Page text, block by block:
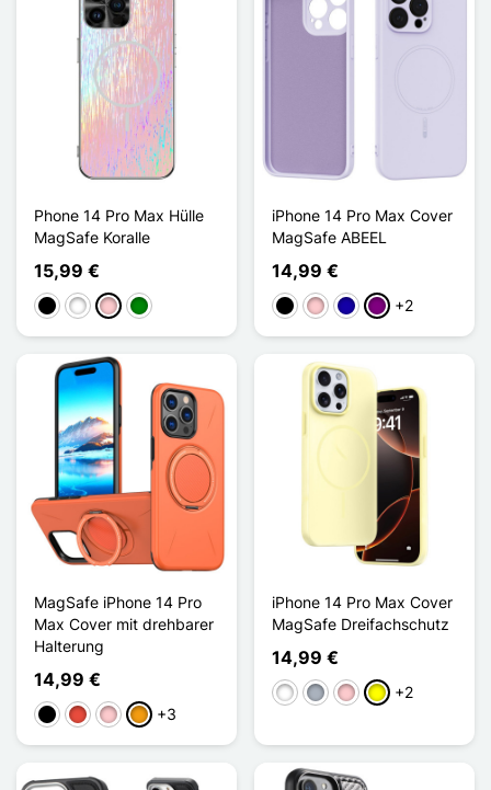
Phone 14 Pro Max Hülle
MagSafe Koralle
15,99 €
Schwarz
WeißPinkGrün
iPhone 14 Pro Max Cover
MagSafe ABEEL
14,99 €
Schwarz
PinkDunkelblau
Violett
+2
MagSafe iPhone 14 Pro
Max Cover mit drehbarer
Halterung
14,99 €
Schwarz
Rot PinkOrange
+3
iPhone 14 Pro Max Cover
MagSafe Dreifachschutz
14,99 €
WeißGrauPinkGelb+2